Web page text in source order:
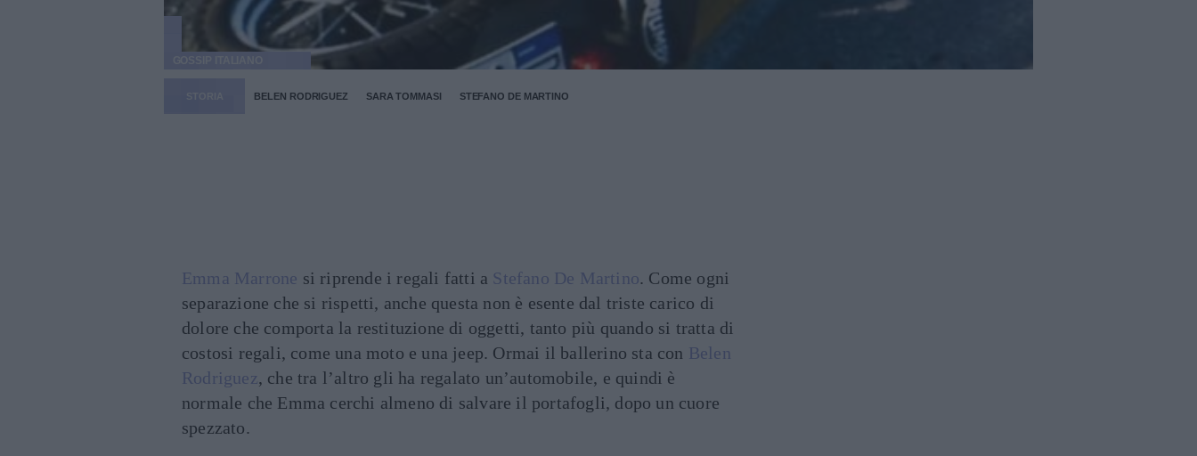
BELEN RODRIGUEZ SARA TOMMASI STEFANO DE MARTINO
Emma Marrone si riprende i regali fatti a Stefano De Martino. Come ogni
separazione che si rispetti, anche questa non è esente dal triste carico di
dolore che comporta la restituzione di oggetti, tanto più quando si tratta di
costosi regali, come una moto e una jeep. Ormai il ballerino sta con Belen
Rodriguez, che tra l’altro gli ha regalato un’automobile, e quindi è
normale che Emma cerchi almeno di salvare il portafogli, dopo un cuore
spezzato.